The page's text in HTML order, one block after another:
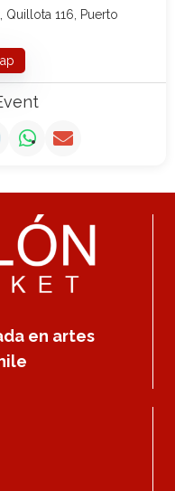
116, Puerto
en artes